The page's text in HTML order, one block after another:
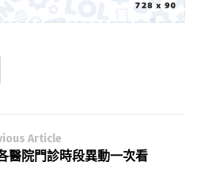
Article
醫院門診時段異動一次看